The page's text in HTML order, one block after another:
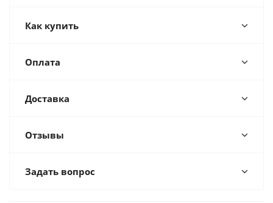
Как купить
Оплата
Доставка
Отзывы
Задать вопрос